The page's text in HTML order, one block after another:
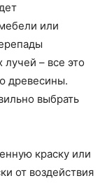
или
– все это
древесины.
выбрать
краску или
от воздействия